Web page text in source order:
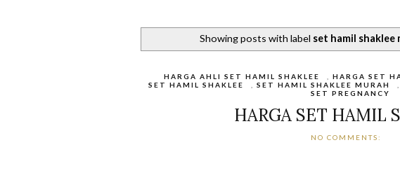
Showing posts with label set hamil shaklee
HARGA AHLI SET HAMIL SHAKLEE HARGA SET
SET HAMIL SHAKLEE
,SET HAMIL SHAKLEE MURAH
SET PREGNANCY
HARGA SET HAMIL
NO COMMENTS: